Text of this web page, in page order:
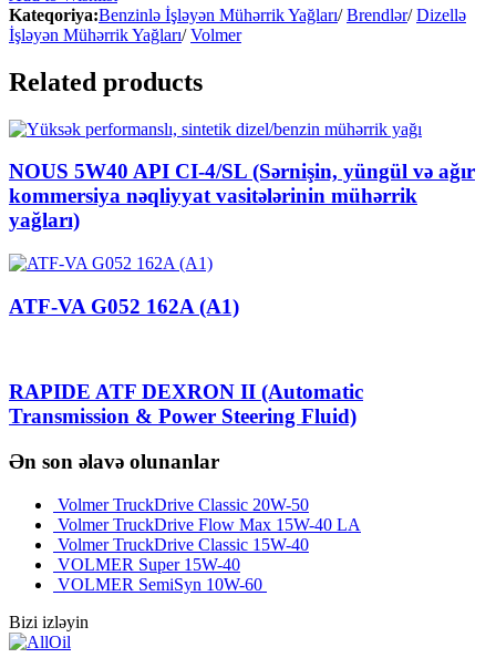
Kateqoriya:Benzinlə İşləyən Mühərrik Yağları/Brendlər/Dizellə
İşləyən Mühərrik Yağları/Volmer
Related products
NOUS 5W40 API CI-4/SL (Sərnişin, yüngül və ağır
kommersiya nəqliyyat vasitələrinin mühərrik
yağları)
ATF-VA G052 162A (A1)
RAPIDE ATF DEXRON II (Automatic
Transmission & Power Steering Fluid)
Ən son əlavə olunanlar
Volmer TruckDrive Classic 20W-50
Volmer TruckDrive Flow Max 15W-40 LA
Volmer TruckDrive Classic 15W-40
VOLMER Super 15W-40
VOLMER SemiSyn 10W-60
Bizi izləyin